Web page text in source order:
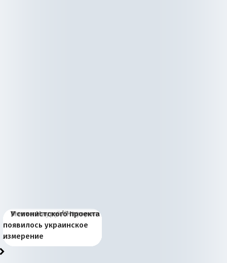
Киевская марионетка
Запада рассказала о
«переобувании» хозяев
В России назрели
перемены: 15 шагов к
суверенной экономике
Миграционный пожар
Европы
Россия начинает
сбрасывать балласт
Анкориджа
Россия зимой 1904
года: первые уступки во
внутренней политике
Русская нация вчера и
сегодня
Почему правый крах в
Варшаве не поможет её
отношениям с Россией?
Место Науру / Науэро в
современной истории
Южной Осетии
У сионистского проекта
появилось украинское
измерение